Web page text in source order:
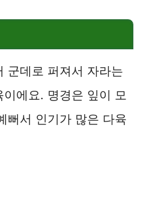
군데로 퍼져서 자라는
이에요. 명경은 잎이 모
뻐서 인기가 많은 다육